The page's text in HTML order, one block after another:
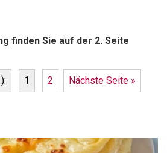
finden Sie auf der 2. Seite
1 2 Nächste Seite »